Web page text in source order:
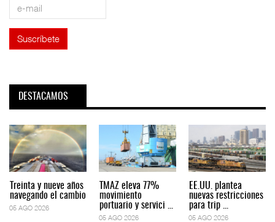
DESTACAMOS
Treinta y nueve años
navegando el cambio
05 AGO 2026
TMAZ eleva 77%
movimiento
portuario y servici ...
05 AGO 2026
EE.UU. plantea
nuevas restricciones
para trip ...
05 AGO 2026